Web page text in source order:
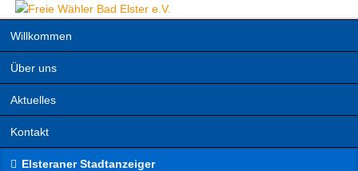
Willkommen
Über uns
Aktuelles
Kontakt
Elsteraner Stadtanzeiger